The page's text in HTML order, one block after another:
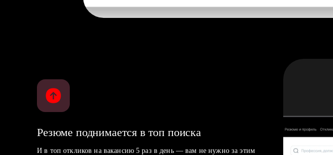
Резюме поднимается в топ поиска
И в топ откликов на вакансию 5 раз в день — вам не нужно за этим